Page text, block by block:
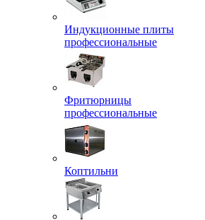
Индукционные плиты
профессиональные
Фритюрницы
профессиональные
Коптильни